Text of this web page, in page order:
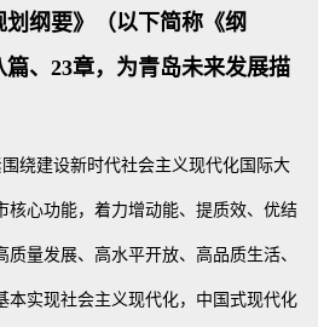
纲要》（以下简称《纲
、23章，为青岛未来发展描
绕建设新时代社会主义现代化国际大
核心功能，着力增动能、提质效、优结
量发展、高水平开放、高品质生活、
本实现社会主义现代化，中国式现代化